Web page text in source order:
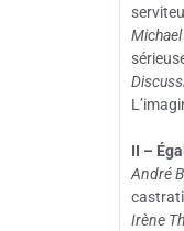
II –
André
Irène